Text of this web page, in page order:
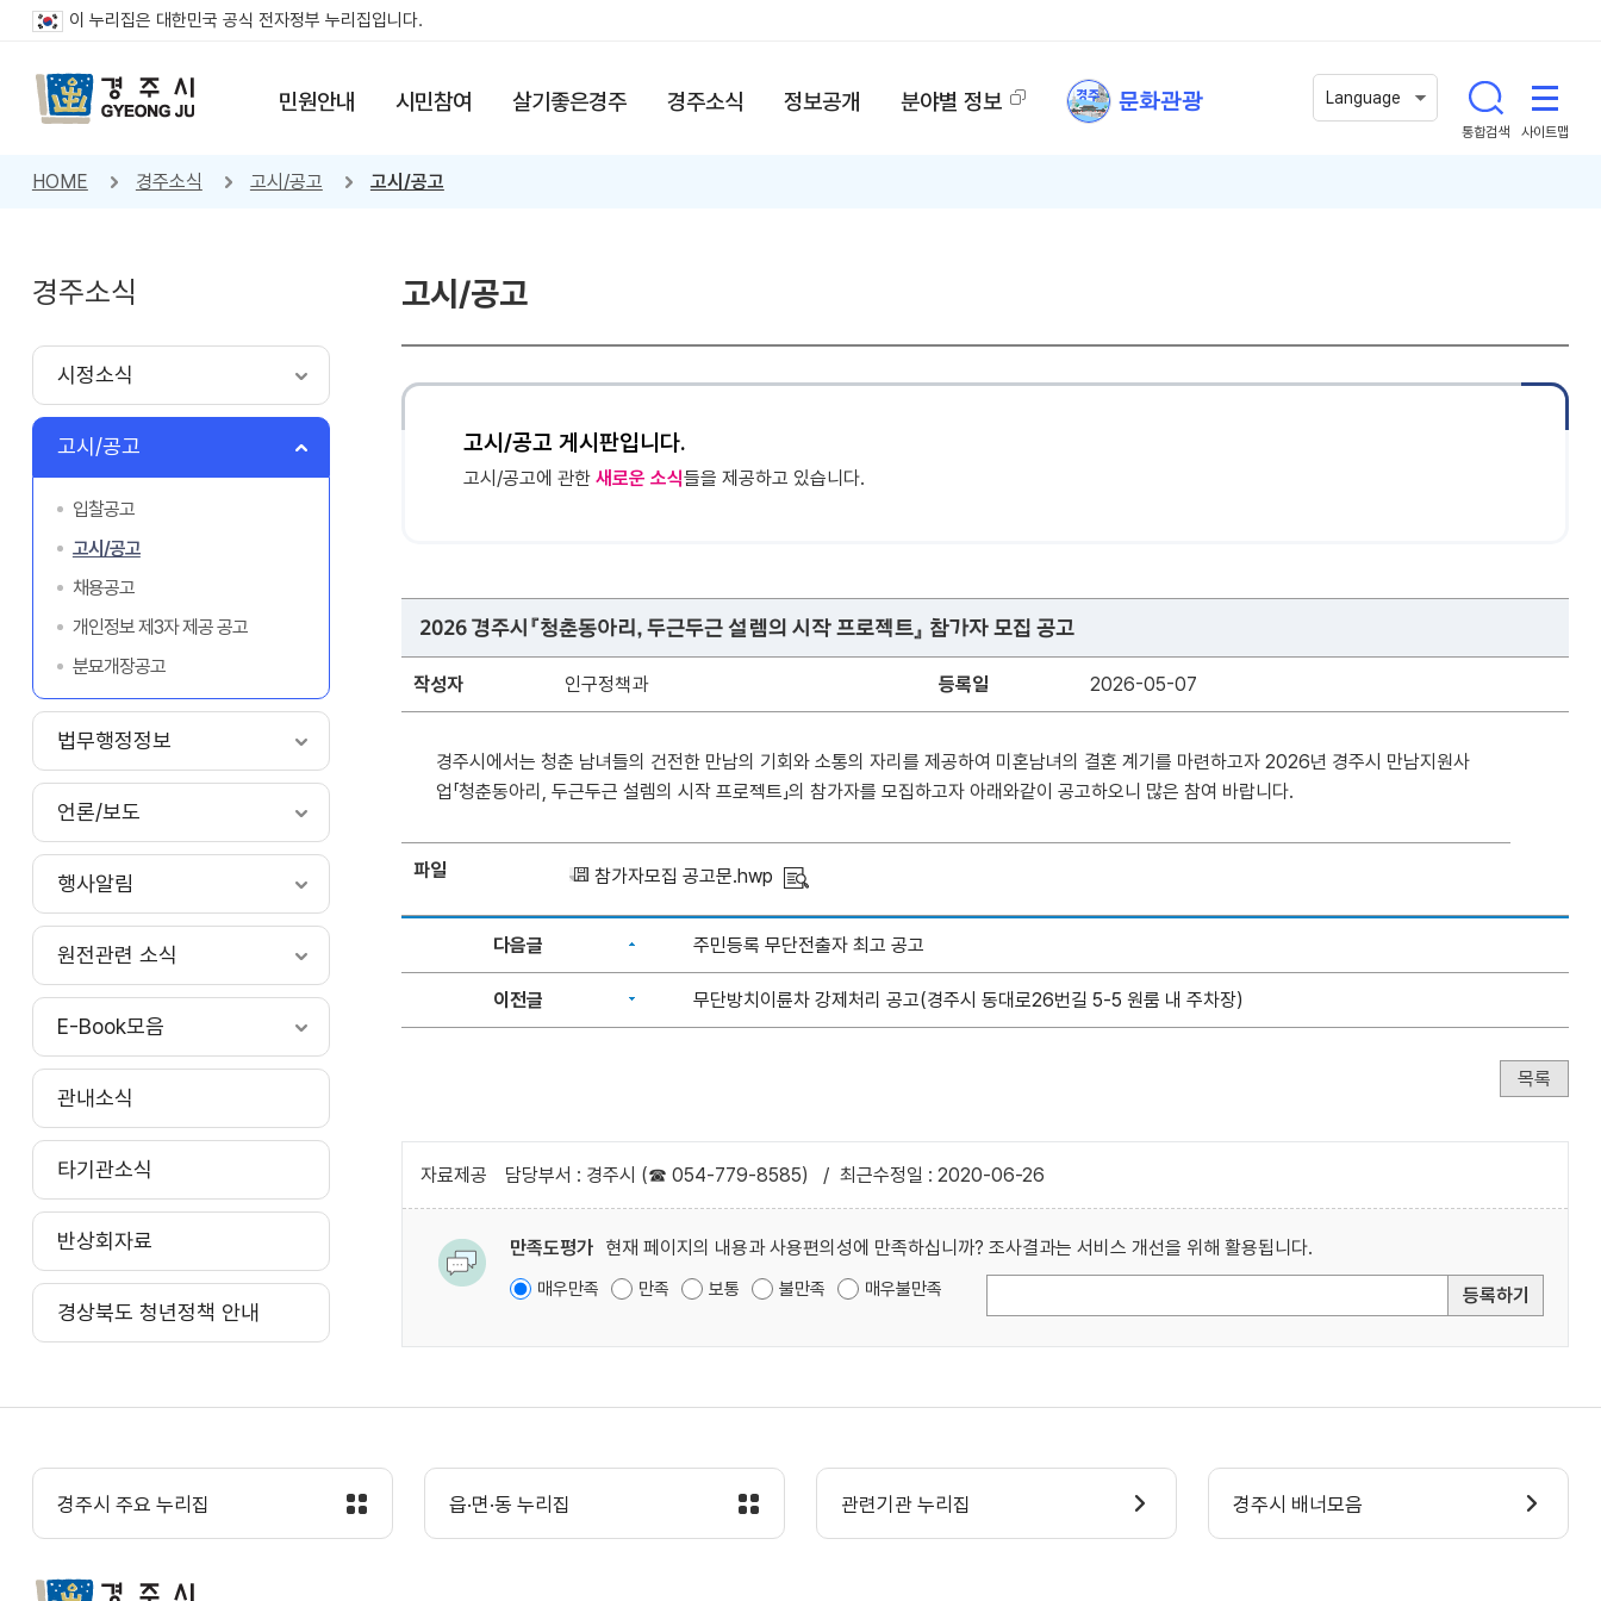
이 누리집은 대한민국 공식 전자정부 누리집입니다.
민원안내 시민참여 살기좋은경주 경주소식 정보공개 분야별 정보 문화관광 Language
통합검색 사이트맵
HOME 경주소식 고시/공고 고시/공고
경주소식
시정소식
고시/공고
입찰공고
고시/공고
채용공고
개인정보 제3자 제공 공고
분묘개장공고
법무행정정보
언론/보도
행사알림
원전관련 소식
E-Book모음
관내소식
타기관소식
반상회자료
경상북도 청년정책 안내
고시/공고
고시/공고 게시판입니다.
고시/공고에 관한 새로운 소식들을 제공하고 있습니다.
2026 경주시『청춘동아리, 두근두근 설렘의 시작 프로젝트』 참가자 모집 공고
작성자 인구정책과 등록일 2026-05-07
경주시에서는 청춘 남녀들의 건전한 만남의 기회와 소통의 자리를 제공하여 미혼남녀의 결혼 계기를 마련하고자 2026년 경주시 만남지원사
업「청춘동아리, 두근두근 설렘의 시작 프로젝트」의 참가자를 모집하고자 아래와같이 공고하오니 많은 참여 바랍니다.
파일 참가자모집 공고문.hwp
다음글 주민등록 무단전출자 최고 공고
이전글 무단방치이륜차 강제처리 공고(경주시 동대로26번길 5-5 원룸 내 주차장)
목록
자료제공 담당부서 : 경주시 (☎ 054-779-8585) / 최근수정일 : 2020-06-26
만족도평가 현재 페이지의 내용과 사용편의성에 만족하십니까? 조사결과는 서비스 개선을 위해 활용됩니다.
매우만족 만족 보통 불만족 매우불만족 등록하기
경주시 주요 누리집 읍·면·동 누리집 관련기관 누리집 경주시 배너모음